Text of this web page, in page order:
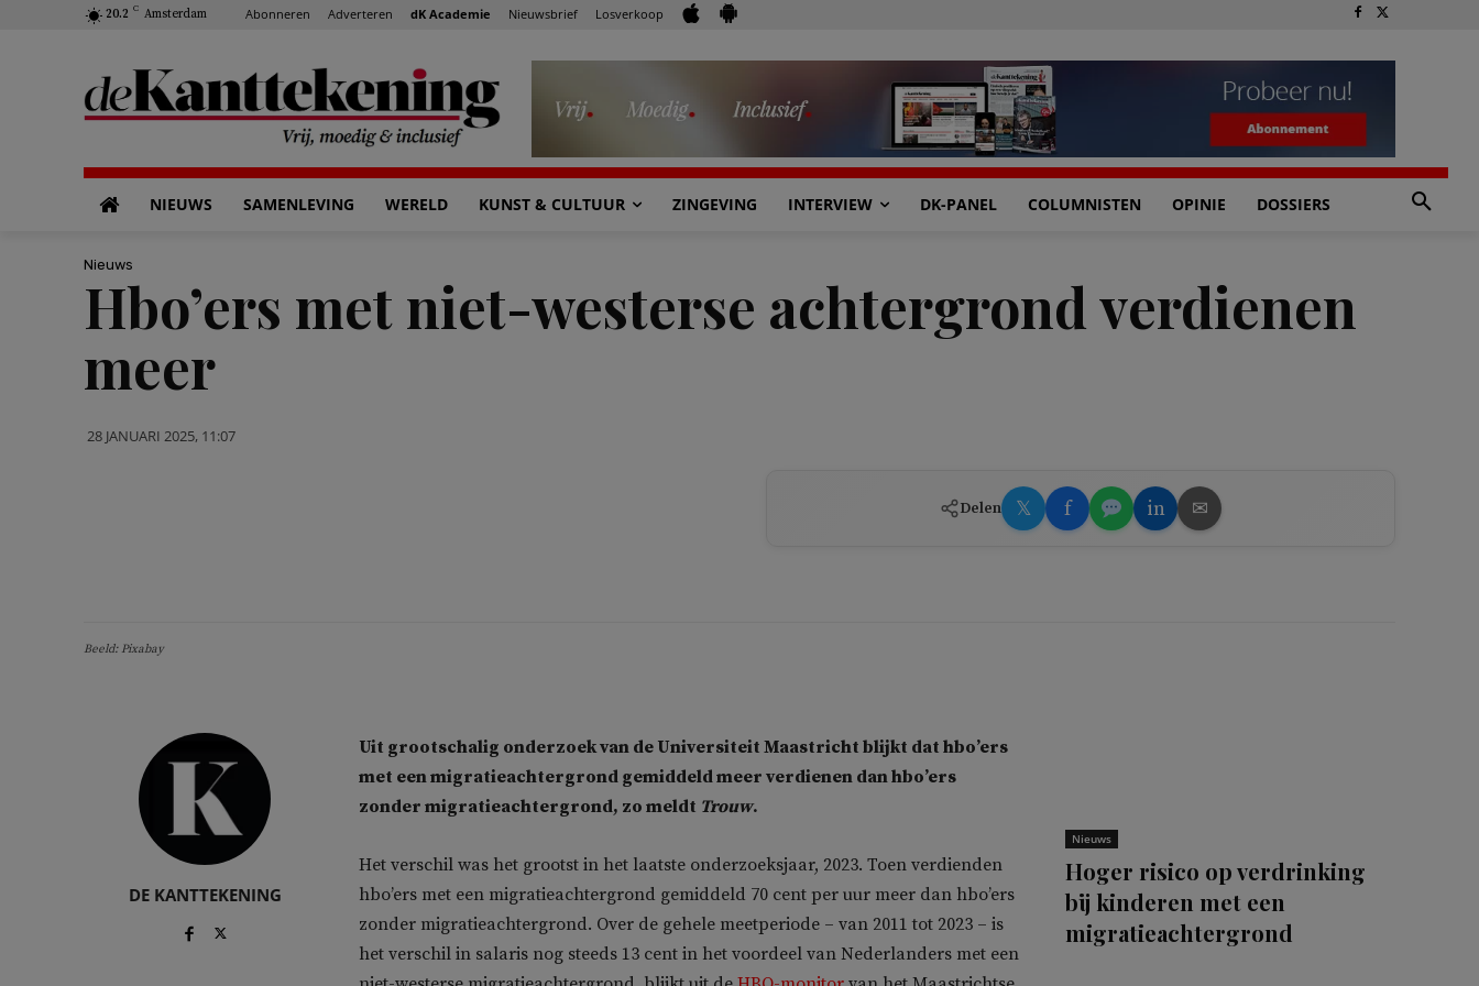
20.2 C Amsterdam Abonneren Adverteren dK Academie Nieuwsbrief Losverkoop
NIEUWS SAMENLEVING WERELD KUNST & CULTUUR ZINGEVING INTERVIEW DK-PANEL COLUMNISTEN OPINIE DOSSIERS
Nieuws
Hbo’ers met niet-westerse achtergrond verdienen
meer
28 JANUARI 2025, 11:07
Delen 𝕏 f in ✉
Beeld: Pixabay
DE KANTTEKENING
Uit grootschalig onderzoek van de Universiteit Maastricht blijkt dat hbo’ers
met een migratieachtergrond gemiddeld meer verdienen dan hbo’ers
zonder migratieachtergrond, zo meldt Trouw.
Het verschil was het grootst in het laatste onderzoeksjaar, 2023. Toen verdienden
hbo’ers met een migratieachtergrond gemiddeld 70 cent per uur meer dan hbo’ers
zonder migratieachtergrond. Over de gehele meetperiode – van 2011 tot 2023 – is
het verschil in salaris nog steeds 13 cent in het voordeel van Nederlanders met een
Nieuws
Hoger risico op verdrinking
bij kinderen met een
migratieachtergrond